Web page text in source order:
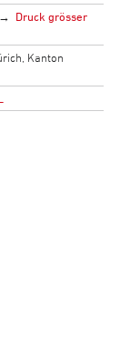
Druck grösser
Kanton